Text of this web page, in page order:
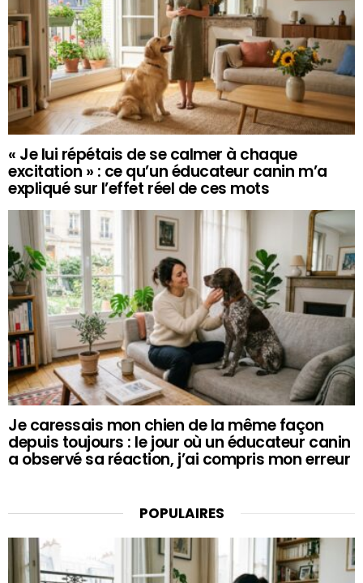
« Je lui répétais de se calmer à chaque
excitation » : ce qu’un éducateur canin m’a
expliqué sur l’effet réel de ces mots
Je caressais mon chien de la même façon
depuis toujours : le jour où un éducateur canin
a observé sa réaction, j’ai compris mon erreur
POPULAIRES